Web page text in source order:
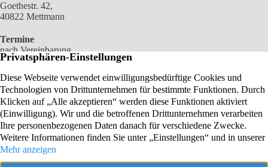
Goethestr. 42,
40822 Mettmann
Termine
nach Vereinbarung